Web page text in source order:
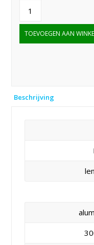
TOEVOEGEN AAN
Beschrijving